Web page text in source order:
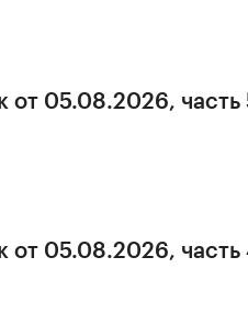
от 05.08.2026, часть
от 05.08.2026, часть